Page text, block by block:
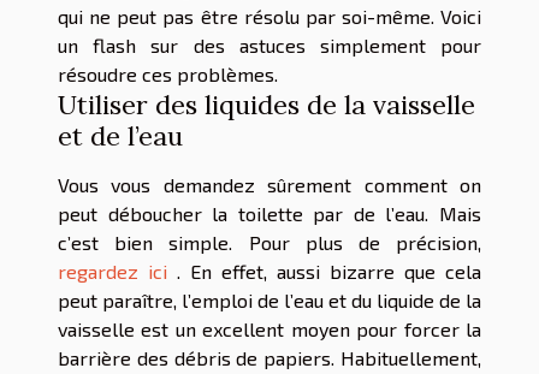
qui ne peut pas être résolu par soi-même. Voici
un flash sur des astuces simplement pour
résoudre ces problèmes.
Utiliser des liquides de la vaisselle
et de l’eau
Vous vous demandez sûrement comment on
peut déboucher la toilette par de l’eau. Mais
c’est bien simple. Pour plus de précision,
regardez ici . En effet, aussi bizarre que cela
peut paraître, l’emploi de l’eau et du liquide de la
vaisselle est un excellent moyen pour forcer la
barrière des débris de papiers. Habituellement,